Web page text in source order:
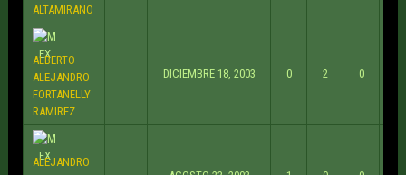
ALTAMIRANO
ALBERTO
ALEJANDRO
FORTANELLY
RAMIREZ
DICIEMBRE 18, 2003 0 2 0
ALEJANDRO